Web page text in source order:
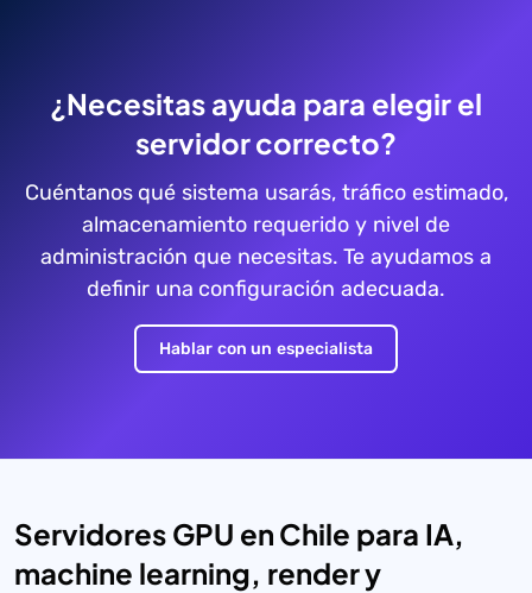
¿Necesitas ayuda para elegir el
servidor correcto?
Cuéntanos qué sistema usarás, tráfico estimado,
almacenamiento requerido y nivel de
administración que necesitas. Te ayudamos a
definir una configuración adecuada.
Hablar con un especialista
Servidores GPU en Chile para IA,
machine learning, render y